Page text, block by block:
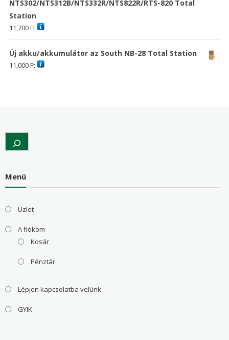
NTS302/NTS312B/NTS332R/NTS822R/RTS-820 Total
Station
11,700Ft
Új akku/akkumulátor az South NB-28 Total Station
11,000Ft
Search
Menü
Üzlet
A fiókom
Kosár
Pénztár
Lépjen kapcsolatba velünk
GYIK